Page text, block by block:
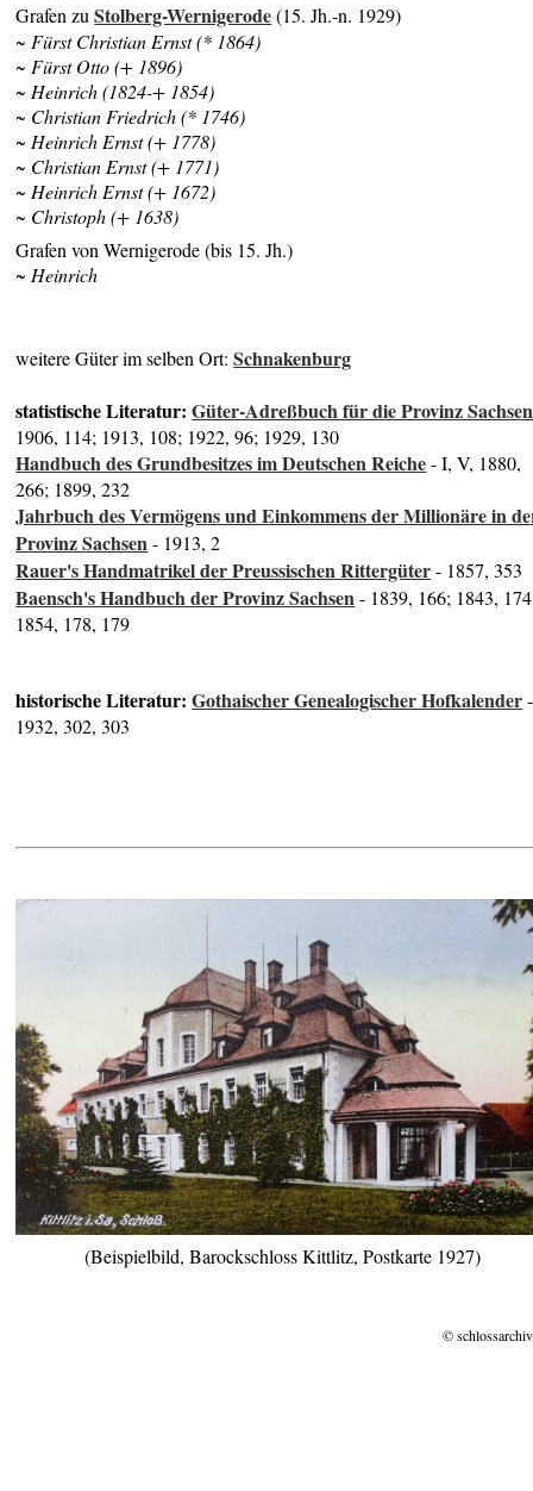
Grafen zuStolberg-Wernigerode(15. Jh.-n. 1929)
~ Fürst Christian Ernst (* 1864)
~ Fürst Otto (+ 1896)
~ Heinrich (1824-+ 1854)
~ Christian Friedrich (* 1746)
~ Heinrich Ernst (+ 1778)
~ Christian Ernst (+ 1771)
~ Heinrich Ernst (+ 1672)
~ Christoph (+ 1638)
Grafen von Wernigerode (bis 15. Jh.)
~ Heinrich
weitere Güter im selben Ort:Schnakenburg
statistische Literatur:Güter-Adreßbuch für die Provinz Sachsen
1906, 114; 1913, 108; 1922, 96; 1929, 130
Handbuch des Grundbesitzes im Deutschen Reiche- I, V, 1880,
266; 1899, 232
Jahrbuch des Vermögens und Einkommens der Millionäre in
Provinz Sachsen- 1913, 2
Rauer's Handmatrikel der Preussischen Rittergüter- 1857, 353
Baensch's Handbuch der Provinz Sachsen- 1839, 166; 1843,
1854, 178, 179
historische Literatur:Gothaischer Genealogischer Hofkalender-
1932, 302, 303
(Beispielbild, Barockschloss Kittlitz, Postkarte 1927)
©